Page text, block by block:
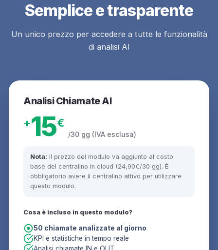
Semplice e trasparente
Un unico prezzo per accedere a tutte le funzionalità
di analisi AI
Analisi Chiamate AI
+15€
/30 gg (IVA esclusa)
Nota: Il prezzo del modulo va aggiunto al costo
base del centralino in cloud (24,90€/30 gg). È
obbligatorio avere il centralino attivo per utilizzare
questo modulo.
Cosa è incluso in questo modulo?
50 chiamate analizzate al giorno
KPI e statistiche in tempo reale